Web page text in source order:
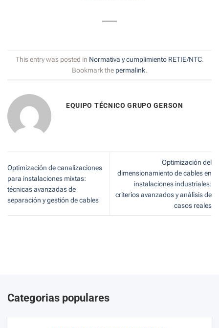
This entry was posted in Normativa y cumplimiento RETIE/NTC.
Bookmark the permalink.
EQUIPO TÉCNICO GRUPO GERSON
Optimización de canalizaciones
para instalaciones mixtas:
técnicas avanzadas de
separación y gestión de cables
Optimización del
dimensionamiento de cables en
instalaciones industriales:
criterios avanzados y análisis de
casos reales
Categorias populares